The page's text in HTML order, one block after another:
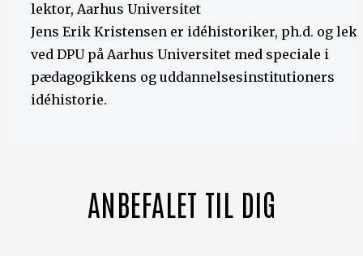
lektor, Aarhus Universitet
Jens Erik Kristensen er idéhistoriker, ph.d. og
ved DPU på Aarhus Universitet med speciale i
pædagogikkens og uddannelsesinstitutioners
idéhistorie.
ANBEFALET TIL DIG